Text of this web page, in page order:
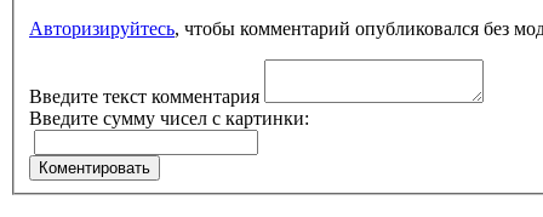
Авторизируйтесь, чтобы комментарий опубликовался без
Введите текст комментария
Введите сумму чисел с картинки: